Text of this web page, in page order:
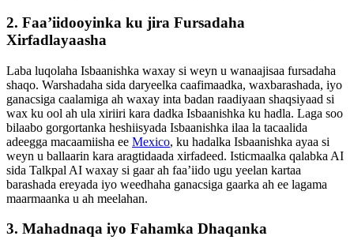
2. Faa’iidooyinka ku jira Fursadaha
Xirfadlayaasha
Laba luqolaha Isbaanishka waxay si weyn u wanaajisaa fursadaha
shaqo. Warshadaha sida daryeelka caafimaadka, waxbarashada, iyo
ganacsiga caalamiga ah waxay inta badan raadiyaan shaqsiyaad si
wax ku ool ah ula xiriiri kara dadka Isbaanishka ku hadla. Laga soo
bilaabo gorgortanka heshiisyada Isbaanishka ilaa la tacaalida
adeegga macaamiisha ee Mexico, ku hadalka Isbaanishka ayaa si
weyn u ballaarin kara aragtidaada xirfadeed. Isticmaalka qalabka AI
sida Talkpal AI waxay si gaar ah faa’iido ugu yeelan kartaa
barashada ereyada iyo weedhaha ganacsiga gaarka ah ee lagama
maarmaanka u ah meelahan.
3. Mahadnaqa iyo Fahamka Dhaqanka